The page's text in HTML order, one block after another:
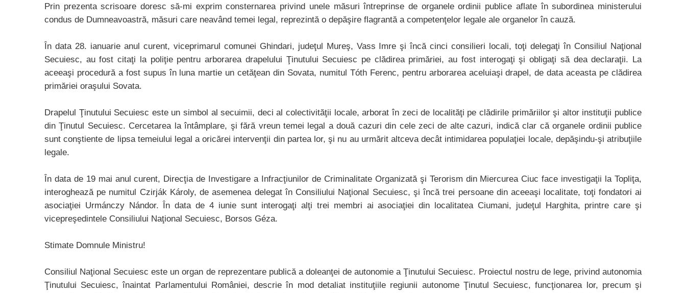
Prin prezenta scrisoare doresc să-mi exprim consternarea privind unele măsuri întreprinse de organele ordinii publice aflate în subordinea ministerului
condus de Dumneavoastră, măsuri care neavând temei legal, reprezintă o depăşire flagrantă a competenţelor legale ale organelor în cauză.
În data 28. ianuarie anul curent, viceprimarul comunei Ghindari, judeţul Mureş, Vass Imre şi încă cinci consilieri locali, toţi delegaţi în Consiliul Naţional
Secuiesc, au fost citaţi la poliţie pentru arborarea drapelului Ţinutului Secuiesc pe clădirea primăriei, au fost interogaţi şi obligaţi să dea declaraţii. La
aceeaşi procedură a fost supus în luna martie un cetăţean din Sovata, numitul Tóth Ferenc, pentru arborarea aceluiaşi drapel, de data aceasta pe clădirea
primăriei oraşului Sovata.
Drapelul Ţinutului Secuiesc este un simbol al secuimii, deci al colectivităţii locale, arborat în zeci de localităţi pe clădirile primăriilor şi altor instituţii publice
din Ţinutul Secuiesc. Cercetarea la întâmplare, şi fără vreun temei legal a două cazuri din cele zeci de alte cazuri, indică clar că organele ordinii publice
sunt conştiente de lipsa temeiului legal a oricărei intervenţii din partea lor, şi nu au urmărit altceva decât intimidarea populaţiei locale, depăşindu-şi atribuţiile
legale.
În data de 19 mai anul curent, Direcţia de Investigare a Infracţiunilor de Criminalitate Organizată şi Terorism din Miercurea Ciuc face investigaţii la Topliţa,
interoghează pe numitul Czirják Károly, de asemenea delegat în Consiliului Naţional Secuiesc, şi încă trei persoane din aceeaşi localitate, toţi fondatori ai
asociaţiei Urmánczy Nándor. În data de 4 iunie sunt interogaţi alţi trei membri ai asociaţiei din localitatea Ciumani, judeţul Harghita, printre care şi
vicepreşedintele Consiliului Naţional Secuiesc, Borsos Géza.
Stimate Domnule Ministru!
Consiliul Naţional Secuiesc este un organ de reprezentare publică a doleanţei de autonomie a Ţinutului Secuiesc. Proiectul nostru de lege, privind autonomia
Ţinutului Secuiesc, înaintat Parlamentului României, descrie în mod detaliat instituţiile regiunii autonome Ţinutul Secuiesc, funcţionarea lor, precum şi